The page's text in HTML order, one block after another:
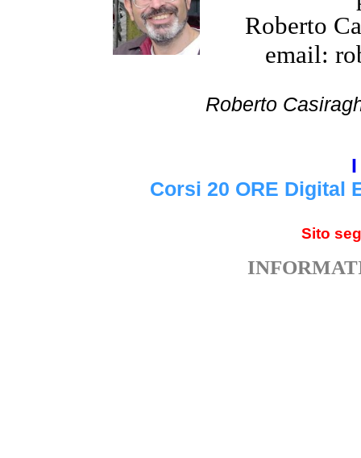
Roberto
email:
Roberto
Corsi 20 ORE Digital
Sito